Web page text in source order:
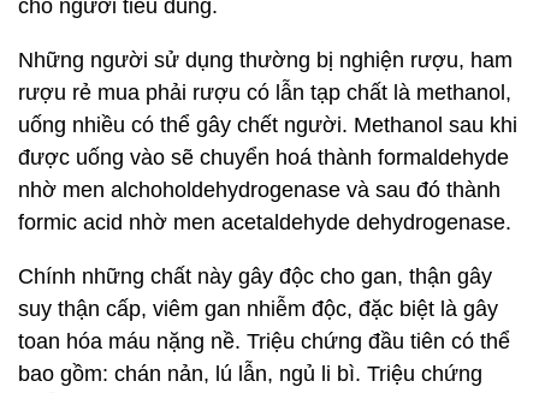
cho người tiêu dùng.
Những người sử dụng thường bị nghiện rượu, ham
rượu rẻ mua phải rượu có lẫn tạp chất là methanol,
uống nhiều có thể gây chết người. Methanol sau khi
được uống vào sẽ chuyển hoá thành formaldehyde
nhờ men alchoholdehydrogenase và sau đó thành
formic acid nhờ men acetaldehyde dehydrogenase.
Chính những chất này gây độc cho gan, thận gây
suy thận cấp, viêm gan nhiễm độc, đặc biệt là gây
toan hóa máu nặng nề. Triệu chứng đầu tiên có thể
bao gồm: chán nản, lú lẫn, ngủ li bì. Triệu chứng